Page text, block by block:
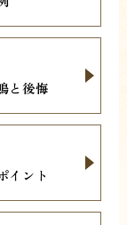
と後悔
イント